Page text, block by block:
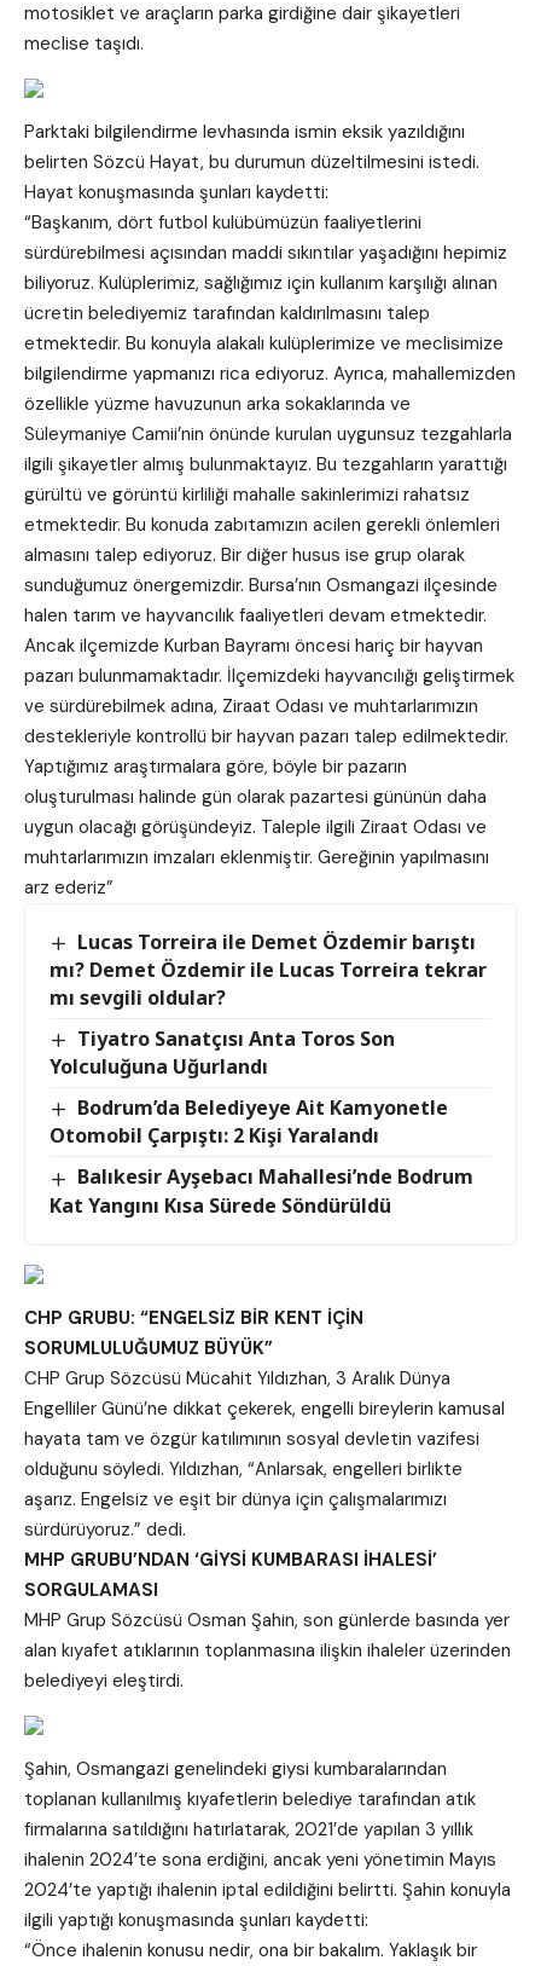
motosiklet ve araçların parka girdiğine dair şikayetleri
meclise taşıdı.
Parktaki bilgilendirme levhasında ismin eksik yazıldığını
belirten Sözcü Hayat, bu durumun düzeltilmesini istedi.
Hayat konuşmasında şunları kaydetti:
“Başkanım, dört futbol kulübümüzün faaliyetlerini
sürdürebilmesi açısından maddi sıkıntılar yaşadığını hepimiz
biliyoruz. Kulüplerimiz, sağlığımız için kullanım karşılığı alınan
ücretin belediyemiz tarafından kaldırılmasını talep
etmektedir. Bu konuyla alakalı kulüplerimize ve meclisimize
bilgilendirme yapmanızı rica ediyoruz. Ayrıca, mahallemizden
özellikle yüzme havuzunun arka sokaklarında ve
Süleymaniye Camii’nin önünde kurulan uygunsuz tezgahlarla
ilgili şikayetler almış bulunmaktayız. Bu tezgahların yarattığı
gürültü ve görüntü kirliliği mahalle sakinlerimizi rahatsız
etmektedir. Bu konuda zabıtamızın acilen gerekli önlemleri
almasını talep ediyoruz. Bir diğer husus ise grup olarak
sunduğumuz önergemizdir. Bursa’nın Osmangazi ilçesinde
halen tarım ve hayvancılık faaliyetleri devam etmektedir.
Ancak ilçemizde Kurban Bayramı öncesi hariç bir hayvan
pazarı bulunmamaktadır. İlçemizdeki hayvancılığı geliştirmek
ve sürdürebilmek adına, Ziraat Odası ve muhtarlarımızın
destekleriyle kontrollü bir hayvan pazarı talep edilmektedir.
Yaptığımız araştırmalara göre, böyle bir pazarın
oluşturulması halinde gün olarak pazartesi gününün daha
uygun olacağı görüşündeyiz. Taleple ilgili Ziraat Odası ve
muhtarlarımızın imzaları eklenmiştir. Gereğinin yapılmasını
arz ederiz”
Lucas Torreira ile Demet Özdemir barıştı
mı? Demet Özdemir ile Lucas Torreira tekrar
mı sevgili oldular?
Tiyatro Sanatçısı Anta Toros Son
Yolculuğuna Uğurlandı
Bodrum’da Belediyeye Ait Kamyonetle
Otomobil Çarpıştı: 2 Kişi Yaralandı
Balıkesir Ayşebacı Mahallesi’nde Bodrum
Kat Yangını Kısa Sürede Söndürüldü
CHP GRUBU: “ENGELSİZ BİR KENT İÇİN
SORUMLULUĞUMUZ BÜYÜK”
CHP Grup Sözcüsü Mücahit Yıldızhan, 3 Aralık Dünya
Engelliler Günü’ne dikkat çekerek, engelli bireylerin kamusal
hayata tam ve özgür katılımının sosyal devletin vazifesi
olduğunu söyledi. Yıldızhan, “Anlarsak, engelleri birlikte
aşarız. Engelsiz ve eşit bir dünya için çalışmalarımızı
sürdürüyoruz.” dedi.
MHP GRUBU’NDAN ‘GİYSİ KUMBARASI İHALESİ’
SORGULAMASI
MHP Grup Sözcüsü Osman Şahin, son günlerde basında yer
alan kıyafet atıklarının toplanmasına ilişkin ihaleler üzerinden
belediyeyi eleştirdi.
Şahin, Osmangazi genelindeki giysi kumbaralarından
toplanan kullanılmış kıyafetlerin belediye tarafından atık
firmalarına satıldığını hatırlatarak, 2021’de yapılan 3 yıllık
ihalenin 2024’te sona erdiğini, ancak yeni yönetimin Mayıs
2024’te yaptığı ihalenin iptal edildiğini belirtti. Şahin konuyla
ilgili yaptığı konuşmasında şunları kaydetti:
“Önce ihalenin konusu nedir, ona bir bakalım. Yaklaşık bir